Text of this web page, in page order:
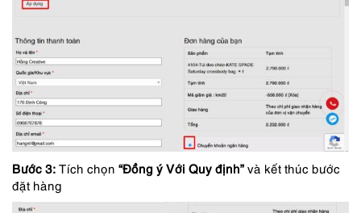
Bước 3: Tích chọn “Đồng ý Với Quy định” và kết thúc bước
đặt hàng